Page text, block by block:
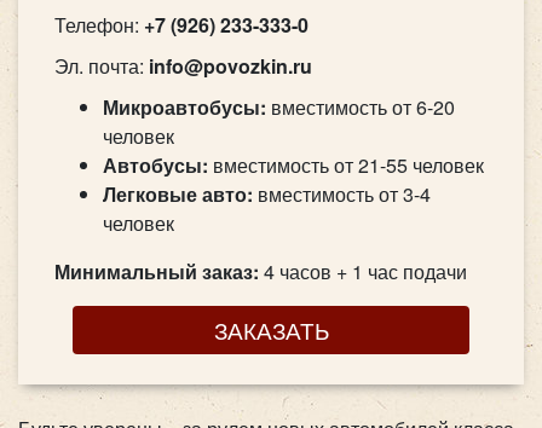
Телефон: +7 (926) 233-333-0
Эл. почта: info@povozkin.ru
Микроавтобусы: вместимость от 6-20
человек
Автобусы: вместимость от 21-55 человек
Легковые авто: вместимость от 3-4
человек
Минимальный заказ: 4 часов + 1 час подачи
ЗАКАЗАТЬ